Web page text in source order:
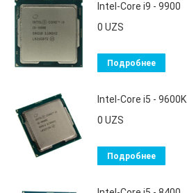
Intel-Core i9 - 9900
0 UZS
Подробнее
Intel-Core i5 - 9600K
0 UZS
Подробнее